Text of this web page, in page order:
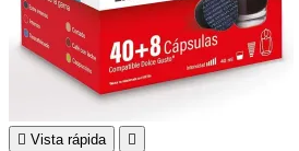
 Vista rápida 